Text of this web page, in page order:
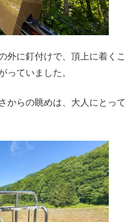
外に釘付けで、頂上に着くこ
っていました。
からの眺めは、大人にとって